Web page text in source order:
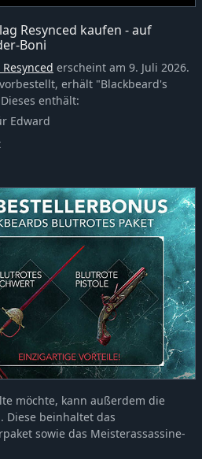
Resynced kaufen - auf
Boni
erscheint am 9. Juli 2026.
erhält "Blackbeard's
enthält:
Edward
möchte, kann außerdem die
Diese beinhaltet das
sowie das Meisterassassine-